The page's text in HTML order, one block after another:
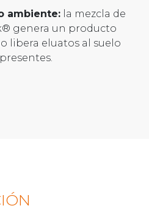
ambiente: la mezcla de
genera un producto
libera eluatos al suelo